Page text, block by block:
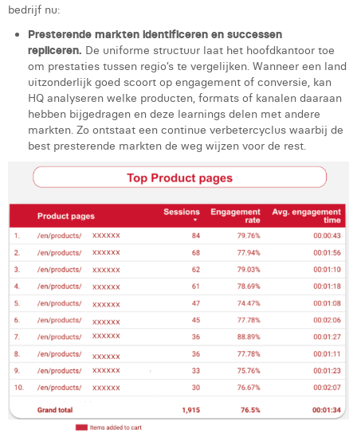
bedrijf nu:
Presterende markten identificeren en successen
repliceren. De uniforme structuur laat het hoofdkantoor toe
om prestaties tussen regio’s te vergelijken. Wanneer een land
uitzonderlijk goed scoort op engagement of conversie, kan
HQ analyseren welke producten, formats of kanalen daaraan
hebben bijgedragen en deze learnings delen met andere
markten. Zo ontstaat een continue verbetercyclus waarbij de
best presterende markten de weg wijzen voor de rest.